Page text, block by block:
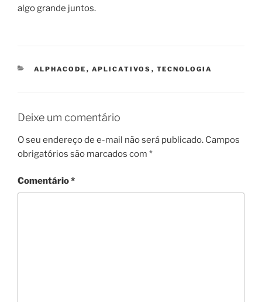
algo grande juntos.
CATEGORIAS
ALPHACODE , APLICATIVOS , TECNOLOGIA
Deixe um comentário
O seu endereço de e-mail não será publicado. Campos
obrigatórios são marcados com *
Comentário*